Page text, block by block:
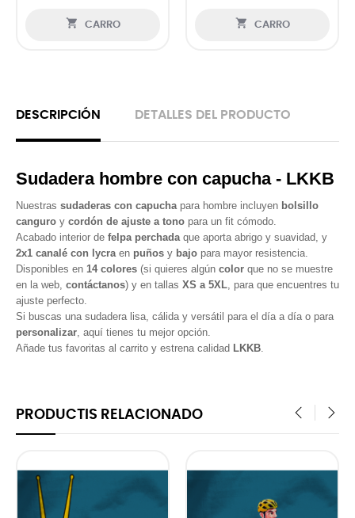
 CARRO  CARRO
DESCRIPCIÓN DETALLES DEL PRODUCTO
Sudadera hombre con capucha - LKKB
Nuestras sudaderas con capucha para hombre incluyen bolsillo
canguro y cordón de ajuste a tono para un fit cómodo.
Acabado interior de felpa perchada que aporta abrigo y suavidad, y
2x1 canalé con lycra en puños y bajo para mayor resistencia.
Disponibles en 14 colores (si quieres algún color que no se muestre
en la web, contáctanos) y en tallas XS a 5XL , para que encuentres tu
ajuste perfecto.
Si buscas una sudadera lisa, cálida y versátil para el día a día o para
personalizar , aquí tienes tu mejor opción.
Añade tus favoritas al carrito y estrena calidad LKKB
PRODUCTIS RELACIONADO